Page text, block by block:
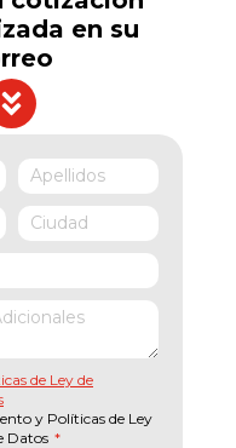
en su
de Ley de
y Políticas de Ley
Datos *